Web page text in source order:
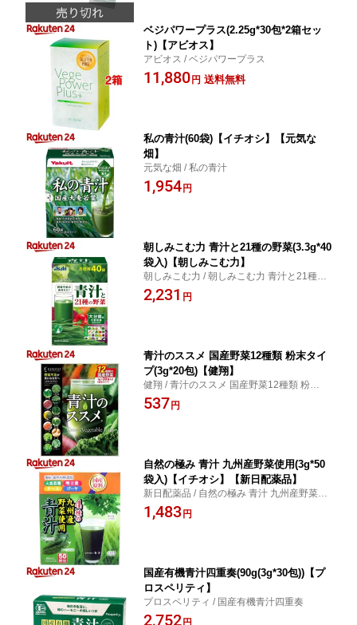
ベジパワープラス(2.25g*30包*2箱セッ
ト)【アビオス】
アビオス / ベジパワープラス
11,880 円 送料無料
私の青汁(60袋)【イチオシ】【元気な
畑】
元気な畑 / 私の青汁
1,954 円
朝しみこむ力 青汁と21種の野菜(3.3g*40
袋入)【朝しみこむ力】
朝しみこむ力 / 朝しみこむ力 青汁と21種の
野菜
2,231 円
青汁のススメ 国産野菜12種類 粉末タイ
プ(3g*20包)【健翔】
健翔 / 青汁のススメ 国産野菜12種類 粉末タ
イプ
537 円
自然の極み 青汁 九州産野菜使用(3g*50
袋入)【イチオシ】【新日配薬品】
新日配薬品 / 自然の極み 青汁 九州産野菜使
用
1,483 円
国産有機青汁四重奏(90g(3g*30包))【プ
ロスペリティ】
プロスペリティ / 国産有機青汁四重奏
2,752 円